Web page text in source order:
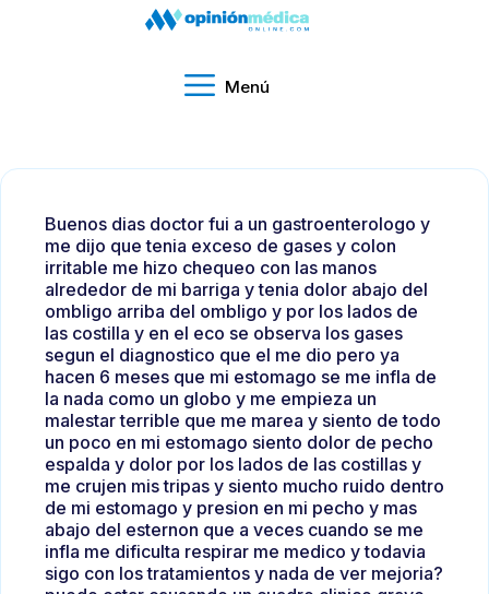
Menú
Buenos dias doctor fui a un gastroenterologo y
me dijo que tenia exceso de gases y colon
irritable me hizo chequeo con las manos
alrededor de mi barriga y tenia dolor abajo del
ombligo arriba del ombligo y por los lados de
las costilla y en el eco se observa los gases
segun el diagnostico que el me dio pero ya
hacen 6 meses que mi estomago se me infla de
la nada como un globo y me empieza un
malestar terrible que me marea y siento de todo
un poco en mi estomago siento dolor de pecho
espalda y dolor por los lados de las costillas y
me crujen mis tripas y siento mucho ruido dentro
de mi estomago y presion en mi pecho y mas
abajo del esternon que a veces cuando se me
infla me dificulta respirar me medico y todavia
sigo con los tratamientos y nada de ver mejoria?